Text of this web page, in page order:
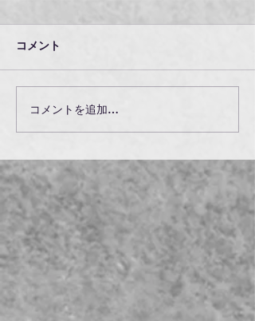
コメント
コメントを追加…